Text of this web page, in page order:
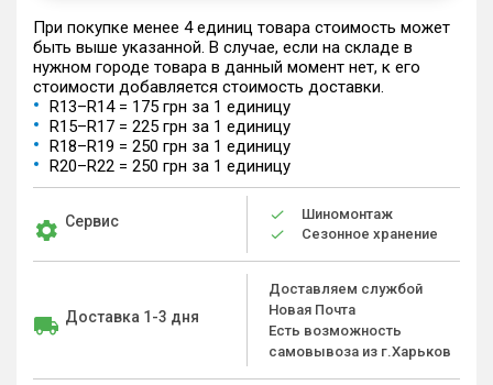
При покупке менее 4 единиц товара стоимость может
быть выше указанной. В случае, если на складе в
нужном городе товара в данный момент нет, к его
стоимости добавляется стоимость доставки.
R13–R14 = 175 грн за 1 единицу
R15–R17 = 225 грн за 1 единицу
R18–R19 = 250 грн за 1 единицу
R20–R22 = 250 грн за 1 единицу
Сервис
Шиномонтаж
Сезонное хранение
Доставка 1-3 дня
Доставляем службой
Новая Почта
Есть возможность
самовывоза из г.Харьков